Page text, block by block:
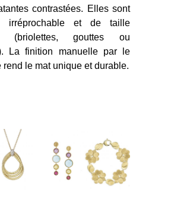
contrastées. Elles sont
irréprochable et de taille
(briolettes, gouttes ou
La finition manuelle par le
le mat unique et durable.